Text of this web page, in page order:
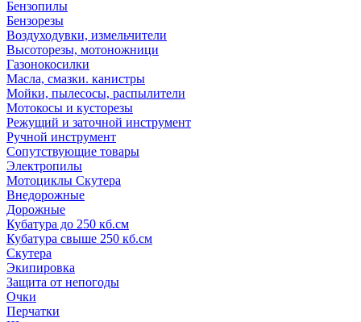
Бензопилы
Бензорезы
Воздуходувки, измельчители
Высоторезы, мотоножници
Газонокосилки
Масла, смазки. канистры
Мойки, пылесосы, распылители
Мотокосы и кусторезы
Режущий и заточной инструмент
Ручной инструмент
Сопутствующие товары
Электропилы
Мотоциклы Скутера
Внедорожные
Дорожные
Кубатура до 250 кб.см
Кубатура свыше 250 кб.см
Скутера
Экипировка
Защита от непогоды
Очки
Перчатки